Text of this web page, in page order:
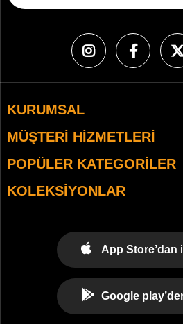
KURUMSAL
MÜŞTERI HIZMETLERI
POPÜLER KATEGORILER
KOLEKSIYONLAR
App Store’dan
Google